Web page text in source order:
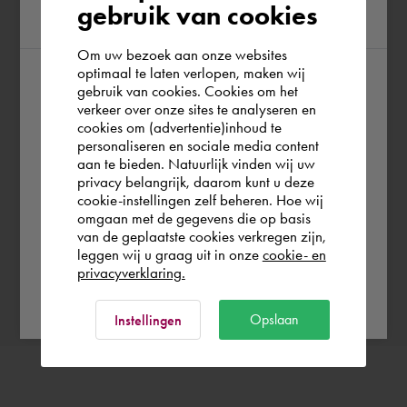
Lieu de travail
Quand souhaitez-vous réserver Leon ?
Choisissez la date
Confirmer la réservation
region
According to us you are situated in Rest of
the world. Please confirm in which country
you wish to shop.
België Rest of the world
gebruik van cookies
Om uw bezoek aan onze websites
optimaal te laten verlopen, maken wij
gebruik van cookies. Cookies om het
verkeer over onze sites te analyseren en
cookies om (advertentie)inhoud te
personaliseren en sociale media content
aan te bieden. Natuurlijk vinden wij uw
privacy belangrijk, daarom kunt u deze
cookie-instellingen zelf beheren. Hoe wij
omgaan met de gegevens die op basis
van de geplaatste cookies verkregen zijn,
leggen wij u graag uit in onze cookie- en
privacyverklaring.
Instellingen Opslaan